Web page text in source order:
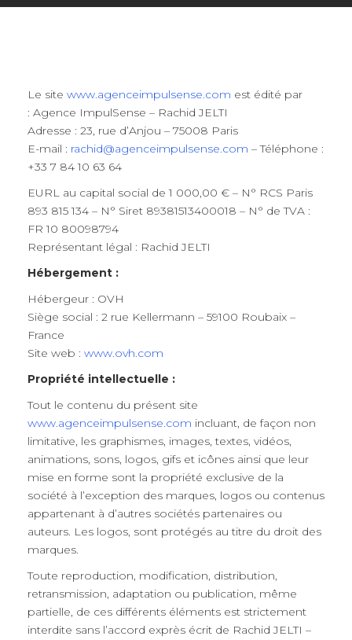
Le site www.agenceimpulsense.com est édité par
: Agence ImpulSense – Rachid JELTI
Adresse : 23, rue d’Anjou – 75008 Paris
E-mail : rachid@agenceimpulsense.com – Téléphone :
+33 7 84 10 63 64
EURL au capital social de 1 000,00 € – N° RCS Paris
893 815 134 – N° Siret 89381513400018 – N° de TVA :
FR 10 80098794
Représentant légal : Rachid JELTI
Hébergement :
Hébergeur : OVH
Siège social : 2 rue Kellermann – 59100 Roubaix –
France
Site web : www.ovh.com
Propriété intellectuelle :
Tout le contenu du présent site
www.agenceimpulsense.com incluant, de façon non
limitative, les graphismes, images, textes, vidéos,
animations, sons, logos, gifs et icônes ainsi que leur
mise en forme sont la propriété exclusive de la
société à l’exception des marques, logos ou contenus
appartenant à d’autres sociétés partenaires ou
auteurs. Les logos, sont protégés au titre du droit des
marques.
Toute reproduction, modification, distribution,
retransmission, adaptation ou publication, même
partielle, de ces différents éléments est strictement
interdite sans l’accord exprès écrit de Rachid JELTI –